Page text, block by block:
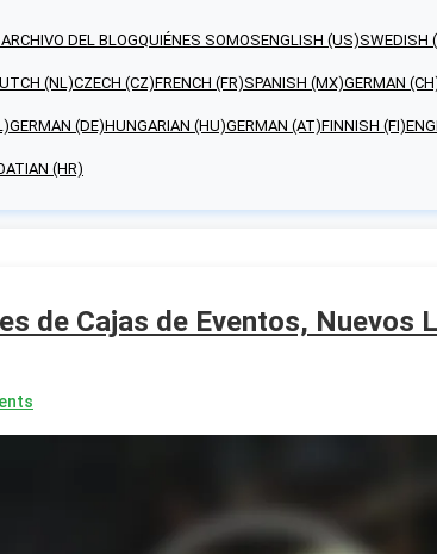
ARCHIVO DEL BLOGQUIÉNES SOMOSENGLISH (US)SWEDISH
(NL)CZECH (CZ)FRENCH (FR)SPANISH (MX)GERMAN
GERMAN (DE)HUNGARIAN (HU)GERMAN (AT)FINNISH (FI)
(HR)
de Cajas de Eventos, Nuevos